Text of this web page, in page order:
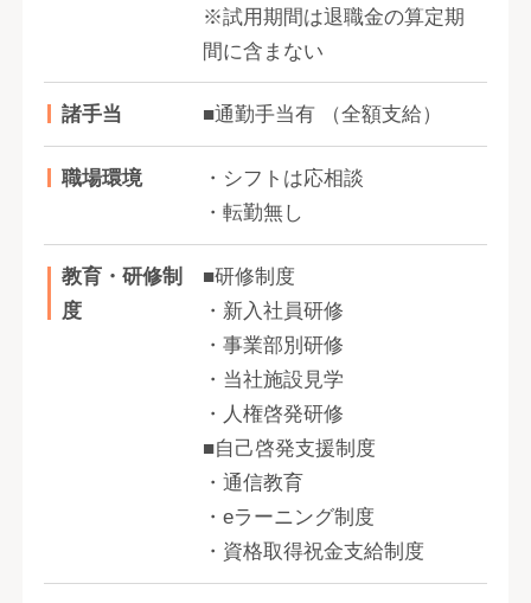
※試用期間は退職金の算定期
間に含まない
諸手当 ■通勤手当有 （全額支給）
職場環境
・シフトは応相談
・転勤無し
教育・研修制
度
■研修制度
・新入社員研修
・事業部別研修
・当社施設見学
・人権啓発研修
■自己啓発支援制度
・通信教育
・eラーニング制度
・資格取得祝金支給制度